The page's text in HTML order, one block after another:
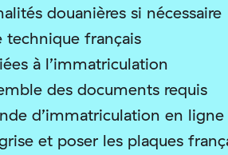
douanières si nécessaire
technique français
à l’immatriculation
des documents requis
d’immatriculation en ligne
et poser les plaques